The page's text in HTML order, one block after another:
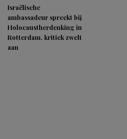
Israëlische
ambassadeur spreekt bij
Holocaustherdenking in
Rotterdam, kritiek zwelt
aan